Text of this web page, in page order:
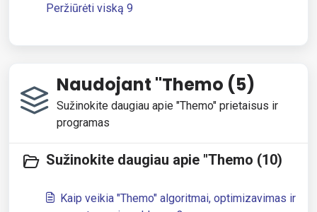
Peržiūrėti viską 9
Naudojant "Themo (5)
Sužinokite daugiau apie "Themo" prietaisus ir
programas
Sužinokite daugiau apie "Themo (10)
Kaip veikia "Themo" algoritmai, optimizavimas ir